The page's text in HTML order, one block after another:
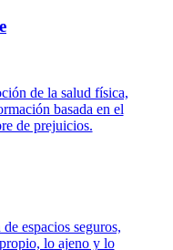
de la salud física,
basada en el
de prejuicios.
espacios seguros,
lo ajeno y lo